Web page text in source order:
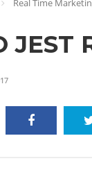
Real Time
JEST